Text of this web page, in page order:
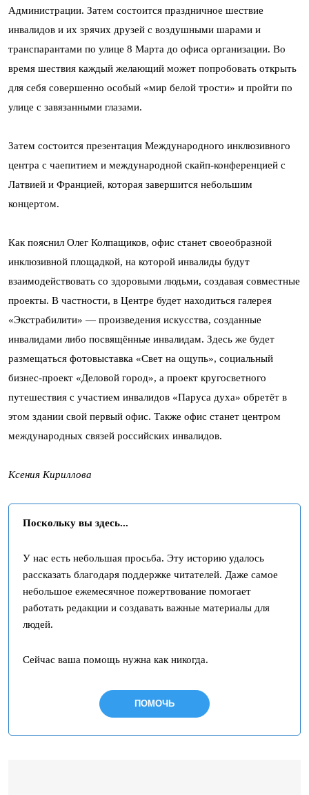
Администрации. Затем состоится праздничное шествие
инвалидов и их зрячих друзей с воздушными шарами и
транспарантами по улице 8 Марта до офиса организации. Во
время шествия каждый желающий может попробовать открыть
для себя совершенно особый «мир белой трости» и пройти по
улице с завязанными глазами.
Затем состоится презентация Международного инклюзивного
центра с чаепитием и международной скайп-конференцией с
Латвией и Францией, которая завершится небольшим
концертом.
Как пояснил Олег Колпащиков, офис станет своеобразной
инклюзивной площадкой, на которой инвалиды будут
взаимодействовать со здоровыми людьми, создавая совместные
проекты. В частности, в Центре будет находиться галерея
«Экстрабилити» — произведения искусства, созданные
инвалидами либо посвящённые инвалидам. Здесь же будет
размещаться фотовыставка «Свет на ощупь», социальный
бизнес-проект «Деловой город», а проект кругосветного
путешествия с участием инвалидов «Паруса духа» обретёт в
этом здании свой первый офис. Также офис станет центром
международных связей российских инвалидов.
Ксения Кириллова
Поскольку вы здесь...
У нас есть небольшая просьба. Эту историю удалось
рассказать благодаря поддержке читателей. Даже самое
небольшое ежемесячное пожертвование помогает
работать редакции и создавать важные материалы для
людей.
Сейчас ваша помощь нужна как никогда.
ПОМОЧЬ